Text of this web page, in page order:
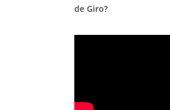
de Giro?